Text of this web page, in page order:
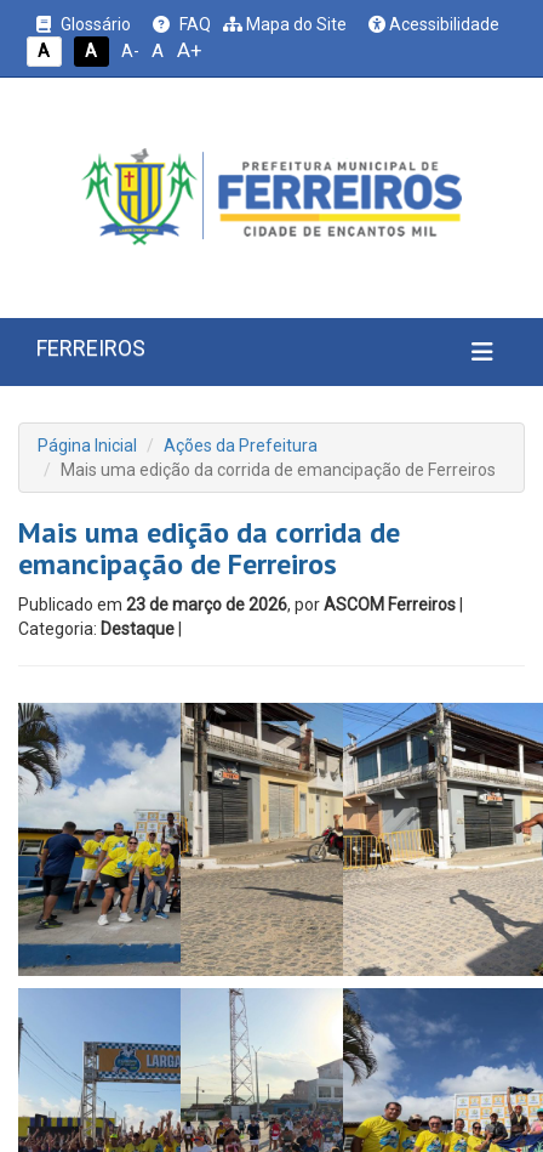
Glossário FAQ Mapa do Site
Acessibilidade
A
A A- A A+
FERREIROS
Página Inicial
Ações da Prefeitura
Mais uma edição da corrida de emancipação de Ferreiros
Mais uma edição da corrida de
emancipação de Ferreiros
Publicado em 23 de março de 2026, porASCOM Ferreiros
Categoria: Destaque